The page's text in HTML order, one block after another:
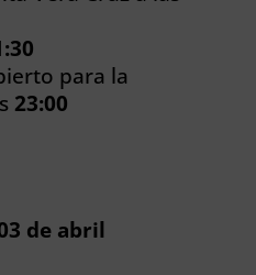
para la
23:00
de abril